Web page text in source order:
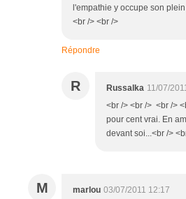
l'empathie y occupe son
<br /> <br />
Répondre
R Russalka 11/07/
<br /> <br /> <br />
pour cent vrai. En
devant soi...<br />
M marlou 03/07/2011 12:17